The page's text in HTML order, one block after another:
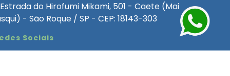
Clínica de Recuperação para Alcoólatra
Químicos
Clinica Dependencia Quimica
para Dependentes Quimicos
Químicos Particular
Estrada do Hirofumi Mikami, 501 - Caete (Mai
- São Roque / SP - CEP: 18143-303
Sociais